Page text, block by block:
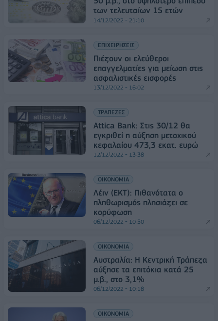
των τελευταίων 15 ετών
14/12/2022 - 21:10
ΕΠΙΧΕΙΡΗΣΕΙΣ
Πιέζουν οι ελεύθεροι
επαγγελματίες για μείωση στις
ασφαλιστικές εισφορές
13/12/2022 - 16:02
ΤΡΑΠΕΖΕΣ
Attica Bank: Στις 30/12 θα
εγκριθεί η αύξηση μετοχικού
κεφαλαίου 473,3 εκατ. ευρώ
12/12/2022 - 13:38
ΟΙΚΟΝΟΜΙΑ
Λέιν (ΕΚΤ): Πιθανότατα ο
πληθωρισμός πλησιάζει σε
κορύφωση
06/12/2022 - 10:50
ΟΙΚΟΝΟΜΙΑ
Αυστραλία: Η Κεντρική Τράπεζα
αύξησε τα επιτόκια κατά 25
μ.β., στο 3,1%
06/12/2022 - 10:18
ΟΙΚΟΝΟΜΙΑ